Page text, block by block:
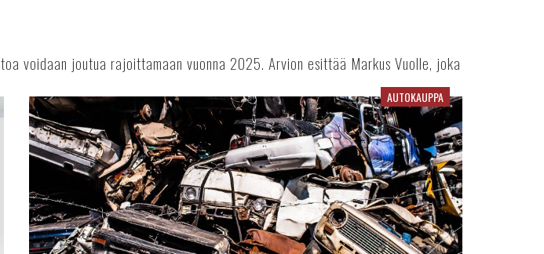
voidaan joutua rajoittamaan vuonna 2025. Arvion esittää Markus Vuolle, joka
Kierrätyspalkkiolla
vauhtia
autokauppaan
AUTOKAUPPA